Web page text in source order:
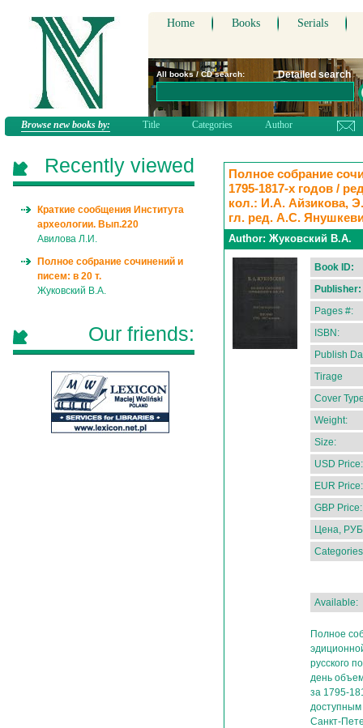
Home Books Serials
All books / CD search: Detailed search
Browse new books by: Title Categories Author
Полное собрание
1795-1817-х годов /
кол.: И.А. Айзикова,
гл. ред. А.С.
Author: Жуковский В.А.
Book ID:
Publisher:
Pages #:
ISBN:
Publish
Tirage
Cover
Weight:
Size:
USD Price:
EUR Price:
GBP Price:
Цена,
Available:
Полное
русского
день
за 1795-
Санкт-
Recently viewed
Краткие сообщения Института
археологии. Вып.220
Авилова Л.И.
Полное собрание сочинений и
писем: в 20 т.
Жуковский В.А.
Our friends: